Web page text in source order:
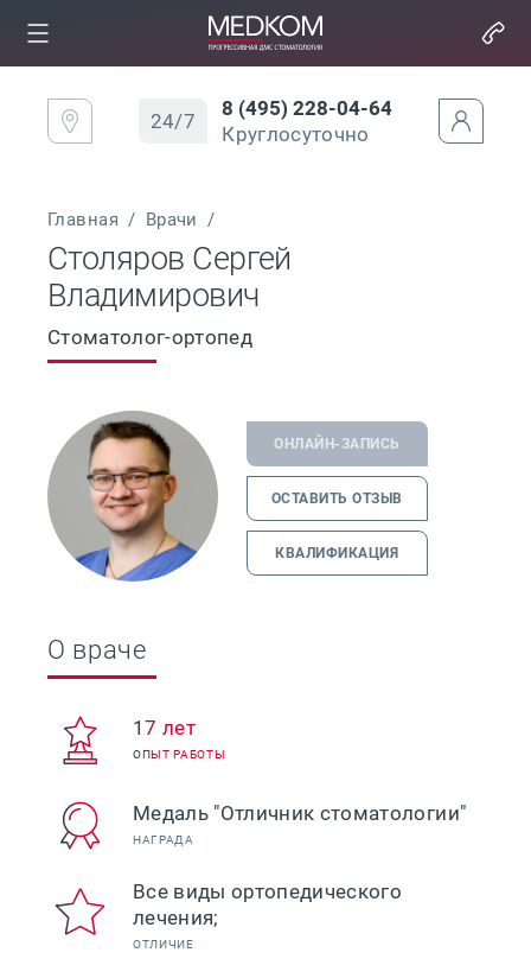
24/7
8 (495) 228-04-64
Круглосуточно
Главная / Врачи /
Столяров Сергей
Владимирович
Стоматолог-ортопед
ОНЛАЙН-ЗАПИСЬ
ОСТАВИТЬ ОТЗЫВ
КВАЛИФИКАЦИЯ
О враче
17 лет
ОПЫТ РАБОТЫ
Медаль "Отличник стоматологии"
НАГРАДА
Все виды ортопедического
лечения;
ОТЛИЧИЕ